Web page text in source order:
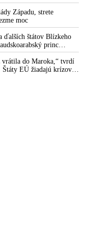
Západu, strete
moc
ďalších štátov Blízkeho
princ
ďalšou eskaláciou
vrátila do Maroka,“ tvrdí
EÚ žiadajú krízové